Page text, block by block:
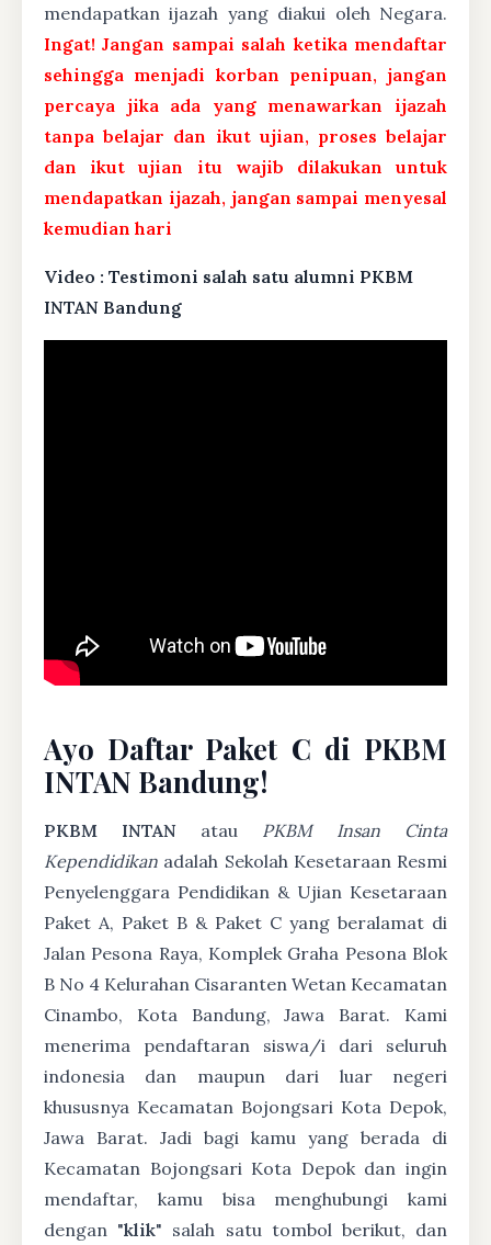
mendapatkan ijazah yang diakui oleh Negara.
Ingat! Jangan sampai salah ketika mendaftar
sehingga menjadi korban penipuan, jangan
percaya jika ada yang menawarkan ijazah
tanpa belajar dan ikut ujian, proses belajar
dan ikut ujian itu wajib dilakukan untuk
mendapatkan ijazah, jangan sampai menyesal
kemudian hari
Video : Testimoni salah satu alumni PKBM
INTAN Bandung
Ayo Daftar Paket C di PKBM
INTAN Bandung!
PKBM INTAN atau PKBM Insan Cinta
Kependidikan adalah Sekolah Kesetaraan Resmi
Penyelenggara Pendidikan & Ujian Kesetaraan
Paket A, Paket B & Paket C yang beralamat di
Jalan Pesona Raya, Komplek Graha Pesona Blok
B No 4 Kelurahan Cisaranten Wetan Kecamatan
Cinambo, Kota Bandung, Jawa Barat. Kami
menerima pendaftaran siswa/i dari seluruh
indonesia dan maupun dari luar negeri
khususnya Kecamatan Bojongsari Kota Depok,
Jawa Barat. Jadi bagi kamu yang berada di
Kecamatan Bojongsari Kota Depok dan ingin
mendaftar, kamu bisa menghubungi kami
dengan "klik" salah satu tombol berikut, dan